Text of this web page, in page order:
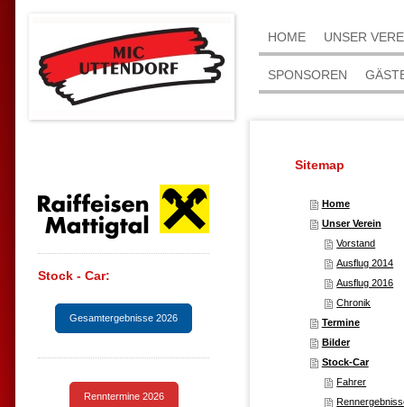
Stock - Car:
Gesamtergebnisse 2026
Renntermine 2026
HOME UNSER
SPONSOREN
Sitemap
Home
Unser Verein
Vorstand
Ausflug 2014
Ausflug 2016
Chronik
Termine
Bilder
Stock-Car
Fahrer